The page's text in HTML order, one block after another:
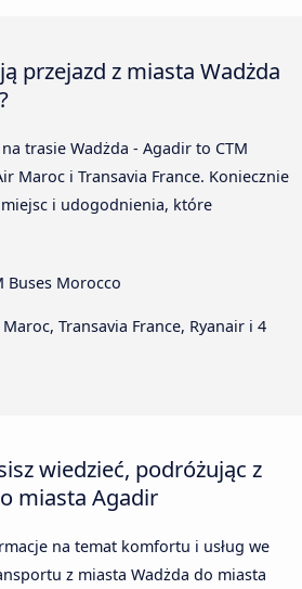
przejazd z miasta Wadżda
trasie Wadżda - Agadir to CTM
Maroc i Transavia France. Koniecznie
i udogodnienia, które
Buses Morocco
Transavia France, Ryanair i 4
wiedzieć, podróżując z
miasta Agadir
na temat komfortu i usług we
z miasta Wadżda do miasta